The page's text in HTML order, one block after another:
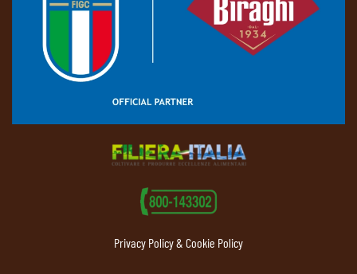
Privacy Policy & Cookie Policy